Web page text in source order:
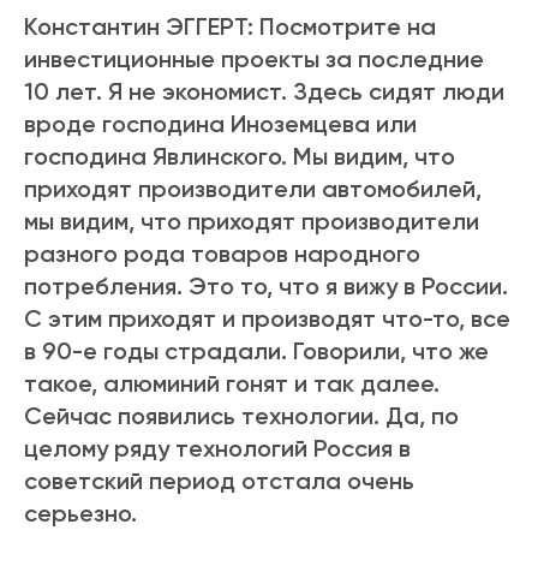
Константин ЭГГЕРТ: Посмотрите на
инвестиционные проекты за последние
10 лет. Я не экономист. Здесь сидят люди
вроде господина Иноземцева или
господина Явлинского. Мы видим, что
приходят производители автомобилей,
мы видим, что приходят производители
разного рода товаров народного
потребления. Это то, что я вижу в России.
С этим приходят и производят что-то, все
в 90-е годы страдали. Говорили, что же
такое, алюминий гонят и так далее.
Сейчас появились технологии. Да, по
целому ряду технологий Россия в
советский период отстала очень
серьезно.